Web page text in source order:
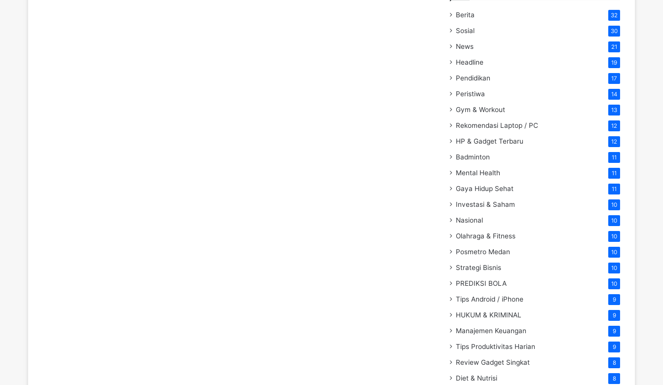
Berita 32
Sosial 30
News 21
Headline 19
Pendidikan 17
Peristiwa 14
Gym & Workout 13
Rekomendasi Laptop / PC 12
HP & Gadget Terbaru 12
Badminton 11
Mental Health 11
Gaya Hidup Sehat 11
Investasi & Saham 10
Nasional 10
Olahraga & Fitness 10
Posmetro Medan 10
Strategi Bisnis 10
PREDIKSI BOLA 10
Tips Android / iPhone 9
HUKUM & KRIMINAL 9
Manajemen Keuangan 9
Tips Produktivitas Harian 9
Review Gadget Singkat 8
Diet & Nutrisi 8